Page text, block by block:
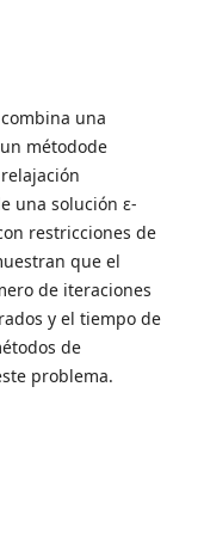
una
métodode
una solución ε-
restricciones de
que el
de iteraciones
y el tiempo de
de
problema.